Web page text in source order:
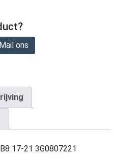
Mail ons
17-21 3G0807221